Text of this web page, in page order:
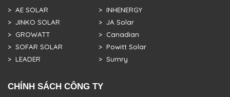
> AE SOLAR
> JINKO SOLAR
> GROWATT
> SOFAR SOLAR
> LEADER
> INHENERGY
> JA Solar
> Canadian
> Powitt Solar
> Sumry
CHÍNH SÁCH CÔNG TY